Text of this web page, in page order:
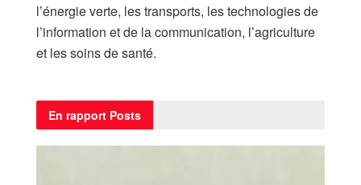
l’énergie verte, les transports, les technologies de
l’information et de la communication, l’agriculture
et les soins de santé.
En rapport Posts